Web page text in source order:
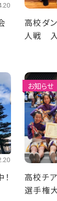
高校ダ
人戦 入
お知らせ
高校チ
選手権